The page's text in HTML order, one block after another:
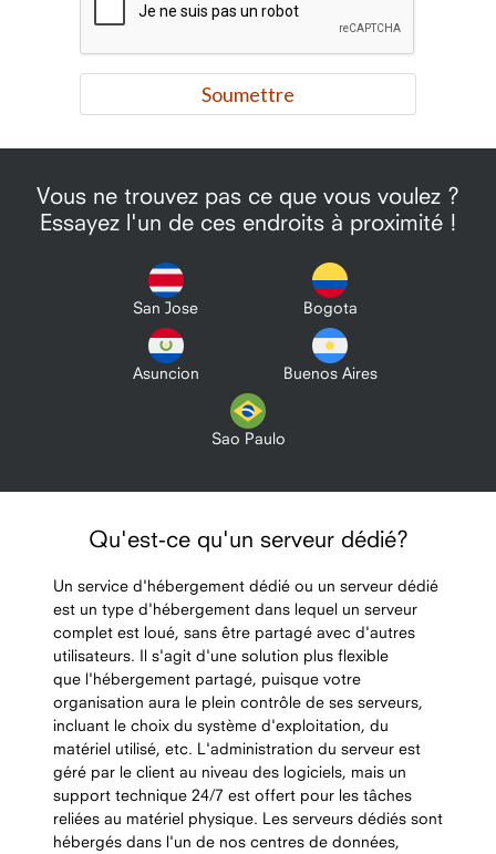
Vous ne trouvez pas ce que vous voulez ?
Essayez l'un de ces endroits à proximité !
San Jose Bogota
Asuncion Buenos Aires
Sao Paulo
Qu'est-ce qu'un serveur dédié?
Un service d'hébergement dédié ou un serveur dédié
est un type d'hébergement dans lequel un serveur
complet est loué, sans être partagé avec d'autres
utilisateurs. Il s'agit d'une solution plus flexible
que l'hébergement partagé, puisque votre
organisation aura le plein contrôle de ses serveurs,
incluant le choix du système d'exploitation, du
matériel utilisé, etc. L'administration du serveur est
géré par le client au niveau des logiciels, mais un
support technique 24/7 est offert pour les tâches
reliées au matériel physique. Les serveurs dédiés sont
hébergés dans l'un de nos centres de données,